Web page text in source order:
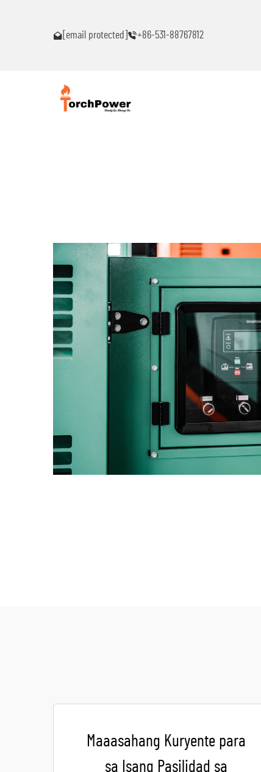
[email protected] +86-531-88767812
anumang problema!
Maaasahang Kuryente para
sa Isang Pasilidad sa